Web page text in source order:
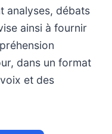
analyses, débats
ainsi à fournir
dans un format
et des